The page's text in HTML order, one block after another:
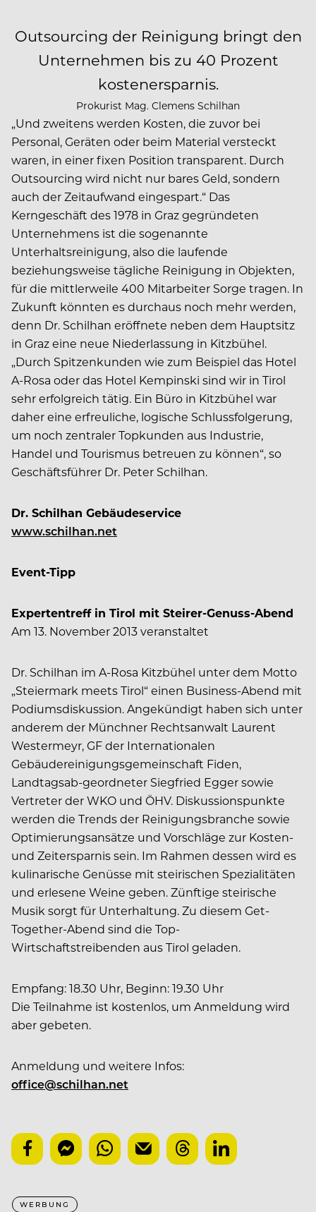
Outsourcing der Reinigung bringt den
Unternehmen bis zu 40 Prozent
kostenersparnis.
Prokurist Mag. Clemens Schilhan
„Und zweitens werden Kosten, die zuvor bei
Personal, Geräten oder beim Material versteckt
waren, in einer fixen Position transparent. Durch
Outsourcing wird nicht nur bares Geld, sondern
auch der Zeitaufwand eingespart.“ Das
Kerngeschäft des 1978 in Graz gegründeten
Unternehmens ist die sogenannte
Unterhaltsreinigung, also die laufende
beziehungsweise tägliche Reinigung in Objekten,
für die mittlerweile 400 Mitarbeiter Sorge tragen. In
Zukunft könnten es durchaus noch mehr werden,
denn Dr. Schilhan eröffnete neben dem Hauptsitz
in Graz eine neue Niederlassung in Kitzbühel.
„Durch Spitzenkunden wie zum Beispiel das Hotel
A-Rosa oder das Hotel Kempinski sind wir in Tirol
sehr erfolgreich tätig. Ein Büro in Kitzbühel war
daher eine erfreuliche, logische Schlussfolgerung,
um noch zentraler Topkunden aus Industrie,
Handel und Tourismus betreuen zu können“, so
Geschäftsführer Dr. Peter Schilhan.
Dr. Schilhan Gebäudeservice
www.schilhan.net
Event-Tipp
Expertentreff in Tirol mit Steirer-Genuss-Abend
Am 13. November 2013 veranstaltet
Dr. Schilhan im A-Rosa Kitzbühel unter dem Motto
„Steiermark meets Tirol“ einen Business-Abend mit
Podiumsdiskussion. Angekündigt haben sich unter
anderem der Münchner Rechtsanwalt Laurent
Westermeyr, GF der Internationalen
Gebäudereinigungsgemeinschaft Fiden,
Landtagsab-geordneter Siegfried Egger sowie
Vertreter der WKO und ÖHV. Diskussionspunkte
werden die Trends der Reinigungsbranche sowie
Optimierungsansätze und Vorschläge zur Kosten-
und Zeitersparnis sein. Im Rahmen dessen wird es
kulinarische Genüsse mit steirischen Spezialitäten
und erlesene Weine geben. Zünftige steirische
Musik sorgt für Unterhaltung. Zu diesem Get-
Together-Abend sind die Top-
Wirtschaftstreibenden aus Tirol geladen.
Empfang: 18.30 Uhr, Beginn: 19.30 Uhr
Die Teilnahme ist kostenlos, um Anmeldung wird
aber gebeten.
Anmeldung und weitere Infos:
office@schilhan.net
WERBUNG